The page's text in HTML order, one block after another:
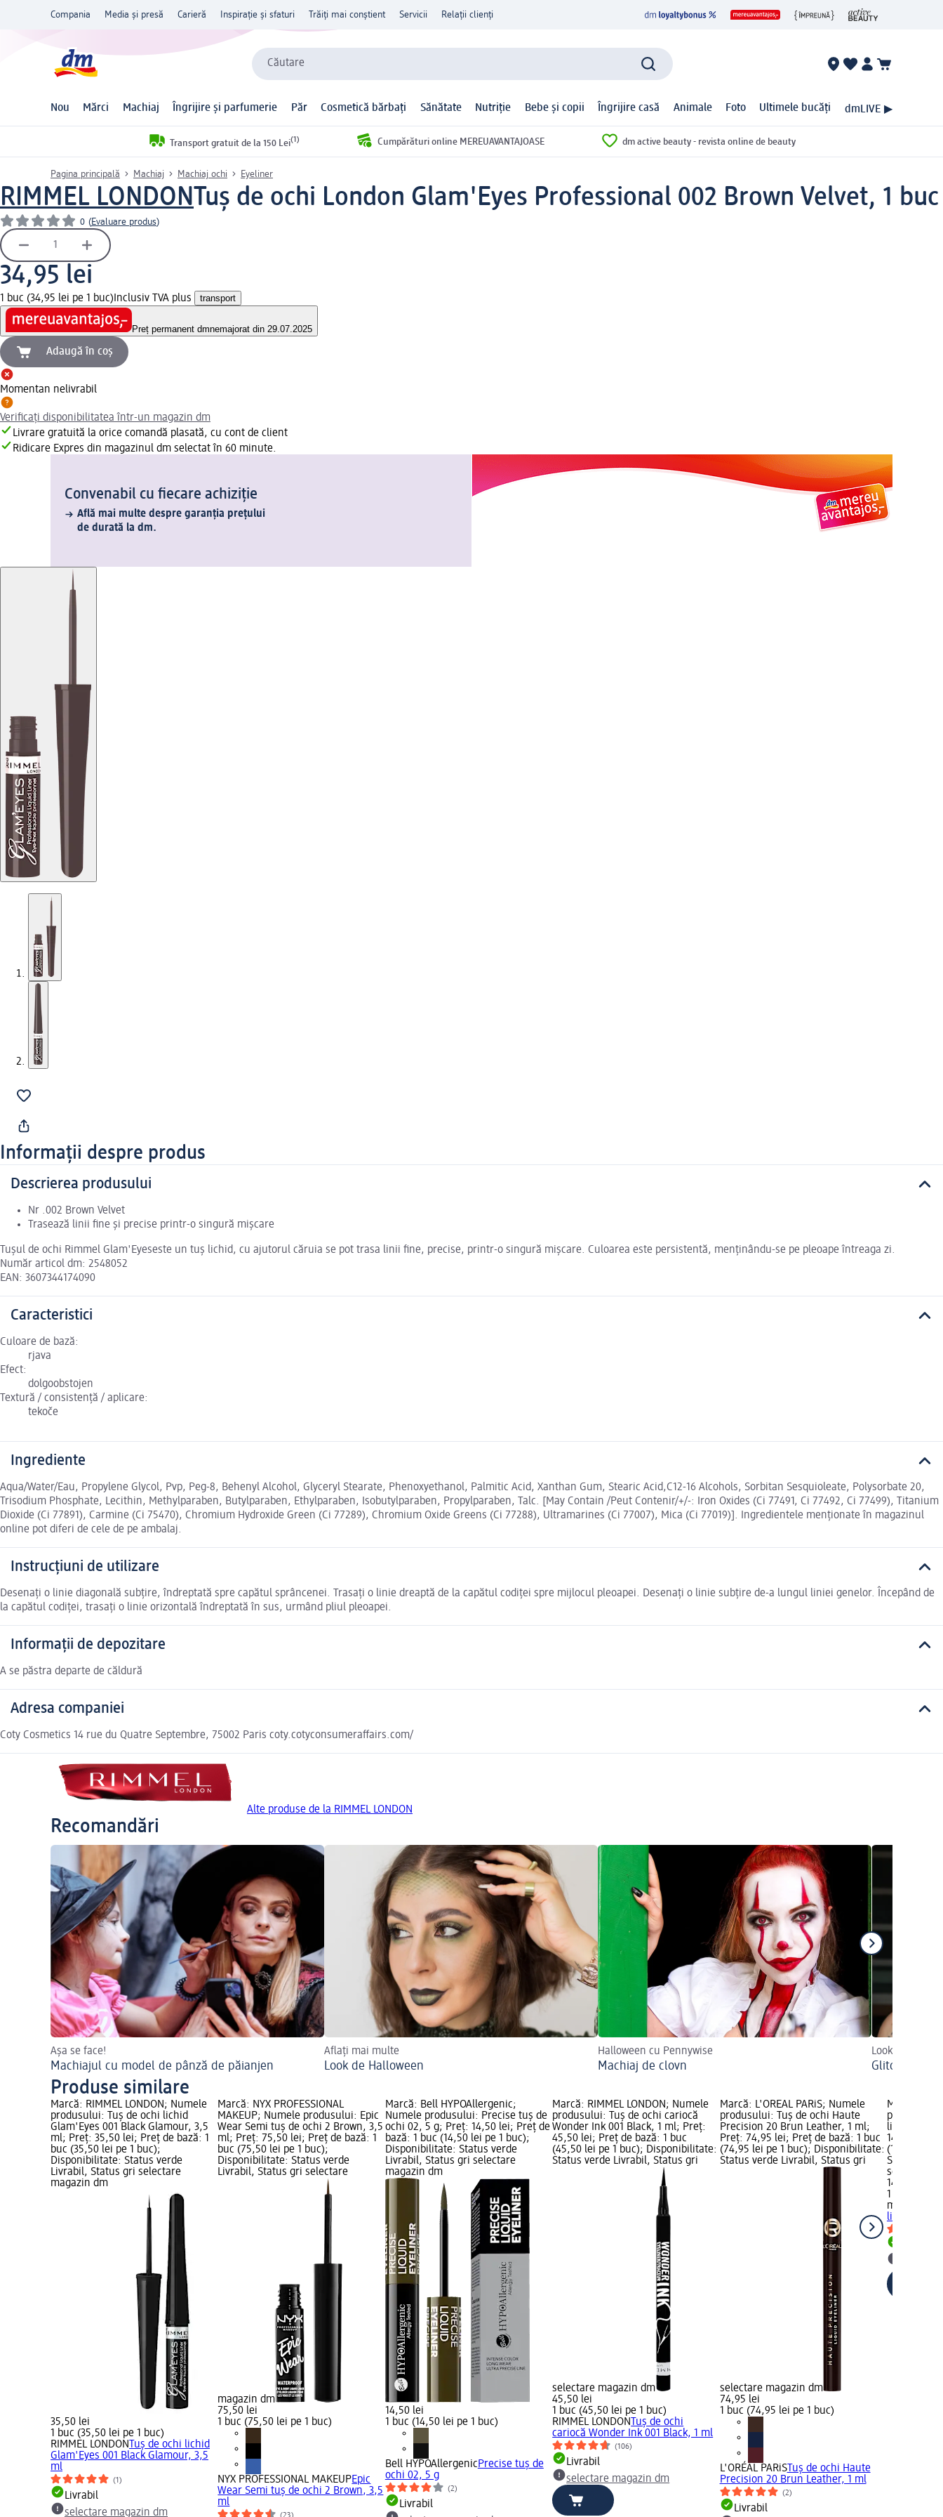
Compania Media și presă Carieră Inspirație și sfaturi Trăiți mai conștient Servicii Relații clienți
Căutare
Nou Mărci Machiaj Îngrijire și parfumerie Păr Cosmetică bărbați Sănătate Nutriție Bebe și copii Îngrijire casă Animale Foto Ultimele bucăți dmLIVE ▶
Transport gratuit de la 150 Lei(1) Cumpărături online MEREUAVANTAJOASE dm active beauty - revista online de beauty
Pagina principală Machiaj Machiaj ochi Eyeliner
RIMMEL LONDONTuș de ochi London Glam'Eyes Professional 002 Brown Velvet, 1 buc
0 (Evaluare produs)
34,95 lei
1 buc (34,95 lei pe 1 buc) Inclusiv TVA plus transport
Preț permanent dmnemajorat din 29.07.2025
Adaugă în coș
Momentan nelivrabil
Verificați disponibilitatea într-un magazin dm
Livrare gratuită la orice comandă plasată, cu cont de client
Ridicare Expres din magazinul dm selectat în 60 minute.
Convenabil cu fiecare achiziție
Află mai multe despre garanția prețului
de durată la dm.
Informații despre produs
Descrierea produsului
Nr .002 Brown Velvet
Trasează linii fine și precise printr-o singură mișcare
Tușul de ochi Rimmel Glam'Eyeseste un tuș lichid, cu ajutorul căruia se pot trasa linii fine, precise, printr-o singură mișcare. Culoarea este persistentă, menținându-se pe pleoape întreaga zi.
Număr articol dm: 2548052
EAN: 3607344174090
Caracteristici
Culoare de bază:
rjava
Efect:
dolgoobstojen
Textură / consistență / aplicare:
tekoče
Ingrediente
Aqua/Water/Eau, Propylene Glycol, Pvp, Peg-8, Behenyl Alcohol, Glyceryl Stearate, Phenoxyethanol, Palmitic Acid, Xanthan Gum, Stearic Acid,C12-16 Alcohols, Sorbitan Sesquioleate, Polysorbate 20,
Trisodium Phosphate, Lecithin, Methylparaben, Butylparaben, Ethylparaben, Isobutylparaben, Propylparaben, Talc. [May Contain /Peut Contenir/+/-: Iron Oxides (Ci 77491, Ci 77492, Ci 77499), Titanium
Dioxide (Ci 77891), Carmine (Ci 75470), Chromium Hydroxide Green (Ci 77289), Chromium Oxide Greens (Ci 77288), Ultramarines (Ci 77007), Mica (Ci 77019)]. Ingredientele menționate în magazinul
online pot diferi de cele de pe ambalaj.
Instrucțiuni de utilizare
Desenați o linie diagonală subțire, îndreptată spre capătul sprâncenei. Trasați o linie dreaptă de la capătul codiței spre mijlocul pleoapei. Desenați o linie subțire de-a lungul liniei genelor. Începând de
la capătul codiței, trasați o linie orizontală îndreptată în sus, urmând pliul pleoapei.
Informații de depozitare
A se păstra departe de căldură
Adresa companiei
Coty Cosmetics 14 rue du Quatre Septembre, 75002 Paris coty.cotyconsumeraffairs.com/
Alte produse de la RIMMEL LONDON
Recomandări
Așa se face!
Machiajul cu model de pânză de păianjen
Aflați mai multe
Look de Halloween
Halloween cu Pennywise
Machiaj de clovn
Look-uri
Glitchy Glam
Produse similare
Marcă: RIMMEL LONDON; Numele
produsului: Tuș de ochi lichid
Glam'Eyes 001 Black Glamour, 3,5
ml; Preț: 35,50 lei; Preț de bază: 1
buc (35,50 lei pe 1 buc);
Disponibilitate: Status verde
Livrabil, Status gri selectare
magazin dm
35,50 lei
1 buc (35,50 lei pe 1 buc)
RIMMEL LONDON
Tuș de ochi lichid
Glam'Eyes 001 Black Glamour, 3,5
ml
(1)
Livrabil
selectare magazin dm
Marcă: NYX PROFESSIONAL
MAKEUP; Numele produsului: Epic
Wear Semi tuș de ochi 2 Brown, 3,5
ml; Preț: 75,50 lei; Preț de bază: 1
buc (75,50 lei pe 1 buc);
Disponibilitate: Status verde
Livrabil, Status gri selectare
magazin dm
75,50 lei
1 buc (75,50 lei pe 1 buc)
NYX PROFESSIONAL MAKEUPEpic
Wear Semi tuș de ochi 2 Brown, 3,5
ml
Marcă: Bell HYPOAllergenic;
Numele produsului: Precise tuș de
ochi 02, 5 g; Preț: 14,50 lei; Preț de
bază: 1 buc (14,50 lei pe 1 buc);
Disponibilitate: Status verde
Livrabil, Status gri selectare
magazin dm
14,50 lei
1 buc (14,50 lei pe 1 buc)
Bell HYPOAllergenicPrecise tuș de
ochi 02, 5 g
(2)
Livrabil
Marcă: RIMMEL LONDON; Numele
produsului: Tuș de ochi cariocă
Wonder Ink 001 Black, 1 ml; Preț:
45,50 lei; Preț de bază: 1 buc
(45,50 lei pe 1 buc); Disponibilitate:
Status verde Livrabil, Status gri
selectare magazin dm
45,50 lei
1 buc (45,50 lei pe 1 buc)
RIMMEL LONDON
Tuș de ochi
cariocă Wonder Ink 001 Black, 1 ml
(106)
Livrabil
selectare magazin dm
Marcă: L'ORÉAL PARiS; Numele
produsului: Tuș de ochi Haute
Precision 20 Brun Leather, 1 ml;
Preț: 74,95 lei; Preț de bază: 1 buc
(74,95 lei pe 1 buc); Disponibilitate:
Status verde Livrabil, Status gri
selectare magazin dm
74,95 lei
1 buc (74,95 lei pe 1 buc)
L'ORÉAL PARiSTuș de ochi Haute
Precision 20 Brun Leather, 1 ml
(2)
Livrabil
Marcă:
produsului:
lichid 001
14,50 lei;
(14,50 lei
Status
selectare
14,50 lei
1 buc
miss sporty
lichid 001